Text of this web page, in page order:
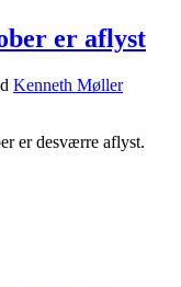
er aflyst
Kenneth Møller
er desværre aflyst.